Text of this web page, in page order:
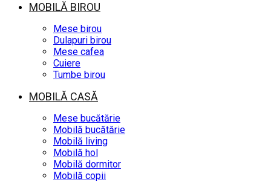
MOBILĂ BIROU
Mese birou
Dulapuri birou
Mese cafea
Cuiere
Tumbe birou
MOBILĂ CASĂ
Mese bucătărie
Mobilă bucătărie
Mobilă living
Mobilă hol
Mobilă dormitor
Mobilă copii